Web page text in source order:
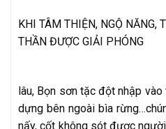
KHI TÂM THIỆN, NGỘ NĂNG,
THẦN ĐƯỢC GIẢI PHÓNG
lâu, Bọn sơn tặc đột nhập
dựng bên ngoài bìa
nấy, cốt không sót được